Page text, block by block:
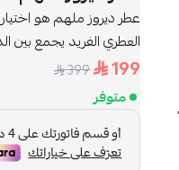
عطر ديروز ملهم هو
العطري الفريد يجمع بين
199
399
متوفر